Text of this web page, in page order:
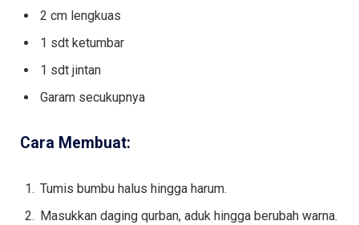
2 cm lengkuas
1 sdt ketumbar
1 sdt jintan
Garam secukupnya
Cara Membuat:
Tumis bumbu halus hingga harum.
Masukkan daging qurban, aduk hingga berubah warna.